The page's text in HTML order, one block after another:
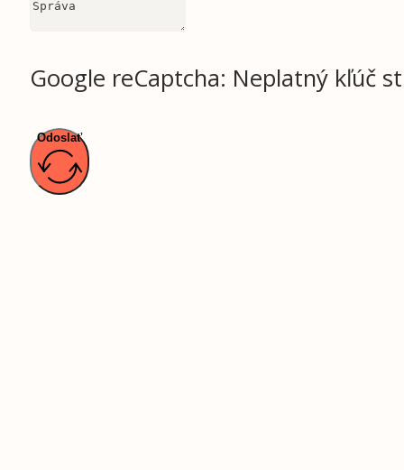
Google reCaptcha: Neplatný kľúč
Odoslať